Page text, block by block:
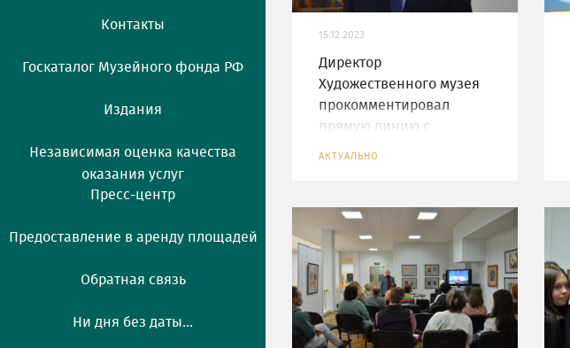
Контакты
Госкаталог Музейного фонда РФ
Издания
Независимая оценка качества
оказания услуг
Пресс-центр
Предоставление в аренду площадей
Обратная связь
Ни дня без даты...
15.12.2023
Директор
Художественного музея
прокомментировал
прямую линию с
АКТУАЛЬНО